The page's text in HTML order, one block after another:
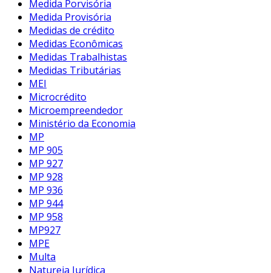
Medida Porvisória
Medida Provisória
Medidas de crédito
Medidas Econômicas
Medidas Trabalhistas
Medidas Tributárias
MEI
Microcrédito
Microempreendedor
Ministério da Economia
MP
MP 905
MP 927
MP 928
MP 936
MP 944
MP 958
MP927
MPE
Multa
Natureja Jurídica